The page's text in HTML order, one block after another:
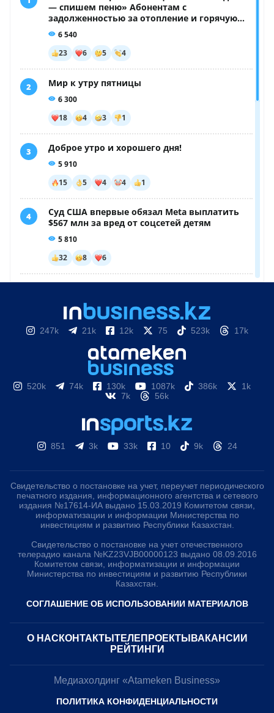
247k 21k 12k 75 523k 17k
520k 74k 130k 1087k 386k
1k
7k
56k
851 3k 33k 10 9k 24
Свидетельство о постановке на учет, переучет периодического
печатного издания, информационного агентства и сетевого
издания №17614-ИА выдано 15.03.2019 Комитетом связи,
информатизации и информации Министерства по
инвестициям и развитию Республики Казахстан.
Свидетельство о постановке на учет отечественного
телерадио канала №KZ23VJB00000123 выдано 08.09.2016
Комитетом связи, информатизации и информации
Министерства по инвестициям и развитию Республики
Казахстан.
СОГЛАШЕНИЕ ОБ ИСПОЛЬЗОВАНИИ МАТЕРИАЛОВ
О НАС КОНТАКТЫ ТЕЛЕПРОЕКТЫ ВАКАНСИИ
РЕЙТИНГИ
Медиахолдинг «Atameken Business»
ПОЛИТИКА КОНФИДЕНЦИАЛЬНОСТИ